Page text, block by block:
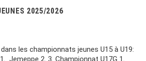
2025/2026
les championnats jeunes U15 à U19:
Jemeppe 2. 3. Championnat U17G 1.